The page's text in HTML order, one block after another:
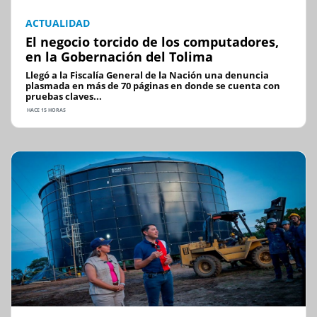
ACTUALIDAD
El negocio torcido de los computadores,
en la Gobernación del Tolima
Llegó a la Fiscalía General de la Nación una denuncia
plasmada en más de 70 páginas en donde se cuenta con
pruebas claves...
HACE 15 HORAS